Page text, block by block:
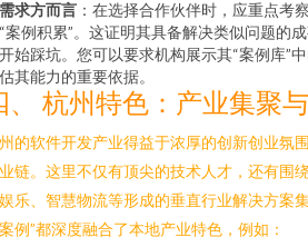
求方而言 ：在选择合作伙伴时，应重点考
案例积累”。这证明其具备解决类似问题的
始踩坑。您可以要求机构展示其“案例库”
其能力的重要依据。
、 杭州特色：产业集聚
的软件开发产业得益于浓厚的创新创业氛
链。这里不仅有顶尖的技术人才，还有围
乐、智慧物流等形成的垂直行业解决方案
例”都深度融合了本地产业特色，例如：